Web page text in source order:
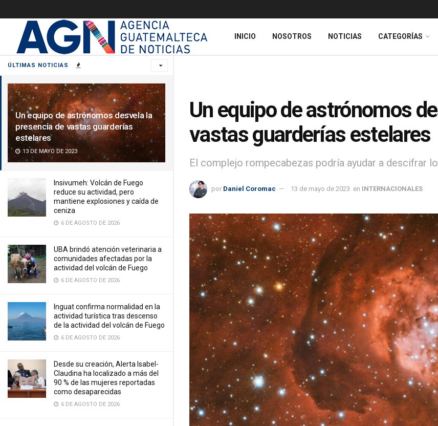
ÚLTIMAS NOTICIAS
Un equipo de astrónomos desvela la
presencia de vastas guarderías
estelares
13 DE MAYO DE 2023
Insivumeh: Volcán de Fuego
reduce su actividad, pero
mantiene explosiones y caída de
ceniza
6 DE AGOSTO DE 2026
UBA brindó atención veterinaria a
comunidades afectadas por la
actividad del volcán de Fuego
6 DE AGOSTO DE 2026
Inguat confirma normalidad en la
actividad turística tras descenso
de la actividad del volcán de Fuego
6 DE AGOSTO DE 2026
Desde su creación, Alerta Isabel-
Claudina ha localizado a más del
90 % de las mujeres reportadas
como desaparecidas
6 DE AGOSTO DE 2026
INICIO NOSOTROS NOTICIAS CATEGORÍAS
Un equipo de astrónomos
vastas guarderías estelares
El complejo rompecabezas podría ayudar a descifrar
por Daniel Coromac 13 de mayo de 2023 en INTERNACIONALES